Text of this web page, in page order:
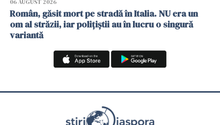
06 AUGUST 2026
Român, găsit mort pe stradă în Italia. NU era un
om al străzii, iar polițiștii au în lucru o singură
variantă